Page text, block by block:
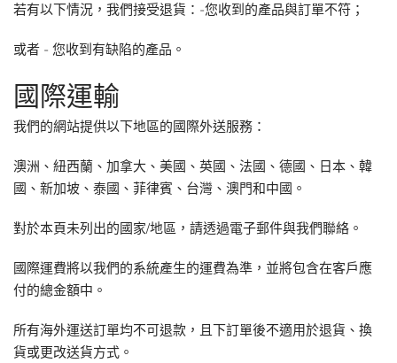
若有以下情況，我們接受退貨：-您收到的產品與訂單不符；
或者 - 您收到有缺陷的產品。
國際運輸
我們的網站提供以下地區的國際外送服務：
澳洲、紐西蘭、加拿大、美國、英國、法國、德國、日本、韓
國、新加坡、泰國、菲律賓、台灣、澳門和中國。
對於本頁未列出的國家/地區，請透過電子郵件與我們聯絡。
國際運費將以我們的系統產生的運費為準，並將包含在客戶應
付的總金額中。
所有海外運送訂單均不可退款，且下訂單後不適用於退貨、換
貨或更改送貨方式。